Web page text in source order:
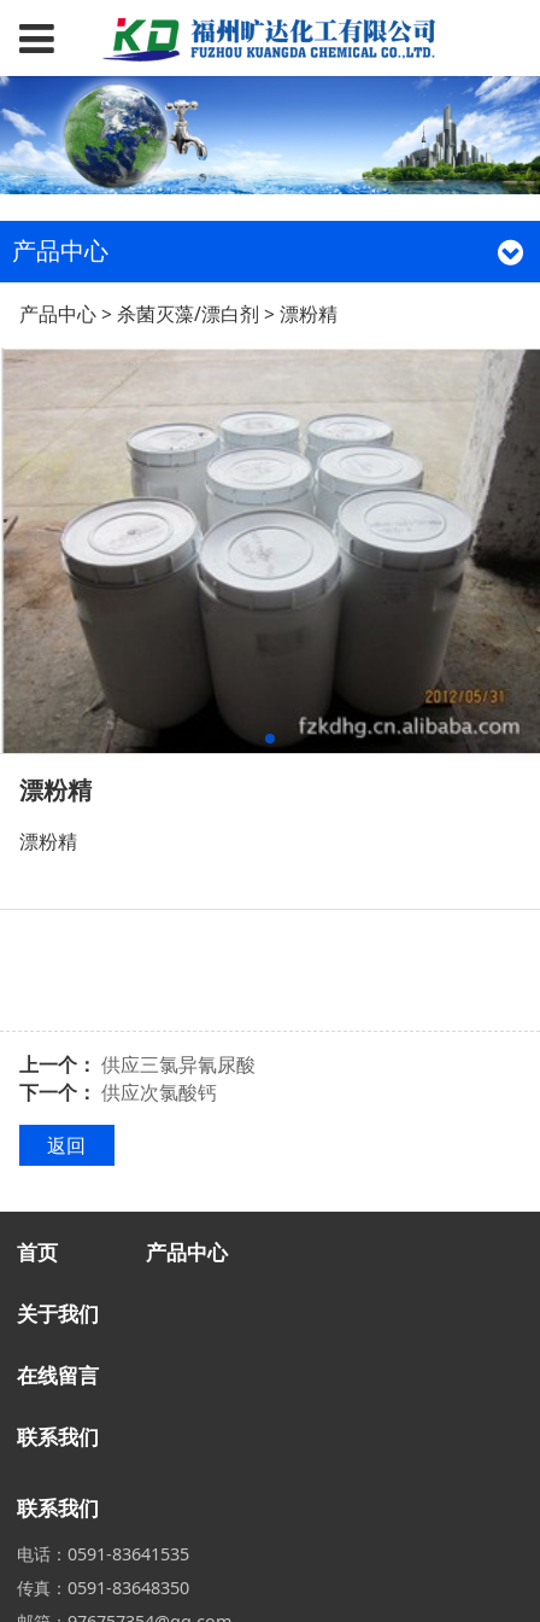
产品中心
漂粉精
产品中心> 杀菌灭藻/漂白剂 >漂粉精
漂粉精
漂粉精
上一个： 供应三氯异氰尿酸
下一个： 供应次氯酸钙
返回
首页
关于我们
在线留言
联系我们
产品中心
联系我们
电话：0591-83641535
传真：0591-83648350